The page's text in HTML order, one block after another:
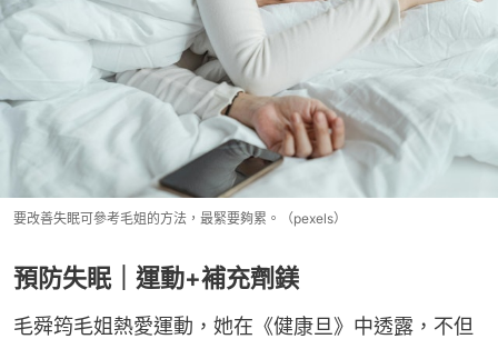
要改善失眠可參考毛姐的方法，最緊要夠累。（pexels）
預防失眠｜運動+補充劑鎂
毛舜筠毛姐熱愛運動，她在《健康旦》中透露，不但